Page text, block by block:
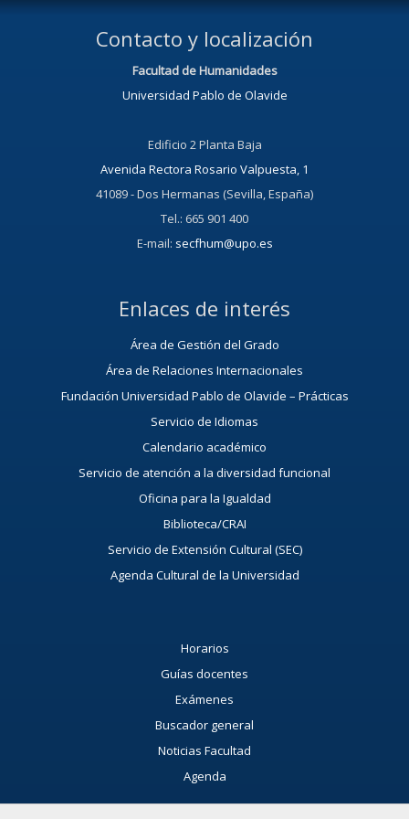
Contacto y localización
Facultad de Humanidades
Universidad Pablo de Olavide
Edificio 2 Planta Baja
Avenida Rectora Rosario Valpuesta, 1
41089 - Dos Hermanas (Sevilla, España)
Tel.: 665 901 400
E-mail: secfhum@upo.es
Enlaces de interés
Área de Gestión del Grado
Área de Relaciones Internacionales
Fundación Universidad Pablo de Olavide – Prácticas
Servicio de Idiomas
Calendario académico
Servicio de atención a la diversidad funcional
Oficina para la Igualdad
Biblioteca/CRAI
Servicio de Extensión Cultural (SEC)
Agenda Cultural de la Universidad
Horarios
Guías docentes
Exámenes
Buscador general
Noticias Facultad
Agenda
Buzón de consultas